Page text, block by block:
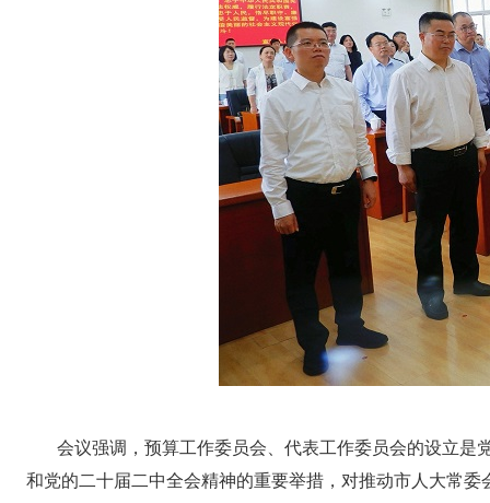
会议强调，预算工作委员会、代表工作委员会的设立
和党的二十届二中全会精神的重要举措，对推动市人大常